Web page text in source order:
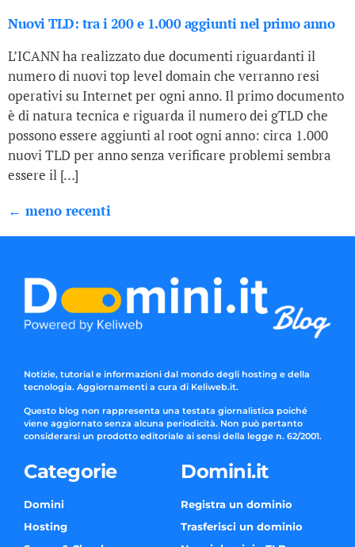
Nuovi TLD: tra i 200 e 1.000 aggiunti nel primo anno
L’ICANN ha realizzato due documenti riguardanti il
numero di nuovi top level domain che verranno resi
operativi su Internet per ogni anno. Il primo documento
è di natura tecnica e riguarda il numero dei gTLD che
possono essere aggiunti al root ogni anno: circa 1.000
nuovi TLD per anno senza verificare problemi sembra
essere il […]
← meno recenti
Notizie, tutorial e informazioni dal mondo degli hosting e della
tecnologia. Aggiornamenti a cura di Keliweb.it.
Questo blog non rappresenta una testata giornalistica poiché
viene aggiornato senza alcuna periodicità. Non può pertanto
considerarsi un prodotto editoriale ai sensi della legge n. 62/2001.
Categorie
Domini
Hosting
Domini.it
Registra un dominio
Trasferisci un dominio